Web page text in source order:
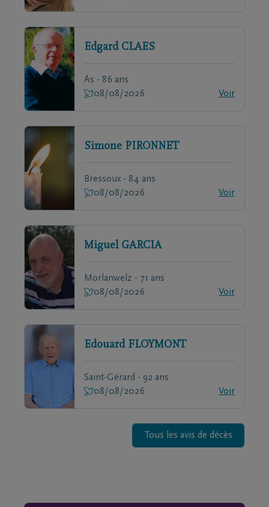
Edgard CLAES
As - 86 ans
08/08/2026
Voir
Simone PIRONNET
Bressoux - 84 ans
08/08/2026
Voir
Miguel GARCIA
Morlanwelz - 71 ans
08/08/2026
Voir
Edouard FLOYMONT
Saint-Gérard - 92 ans
08/08/2026
Voir
Tous les avis de décès